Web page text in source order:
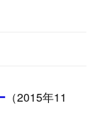
（2015年11